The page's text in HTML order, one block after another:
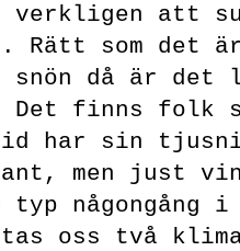
att
Rätt som det
snön då är det
Det finns folk
har sin
men just
typ någongång
oss två